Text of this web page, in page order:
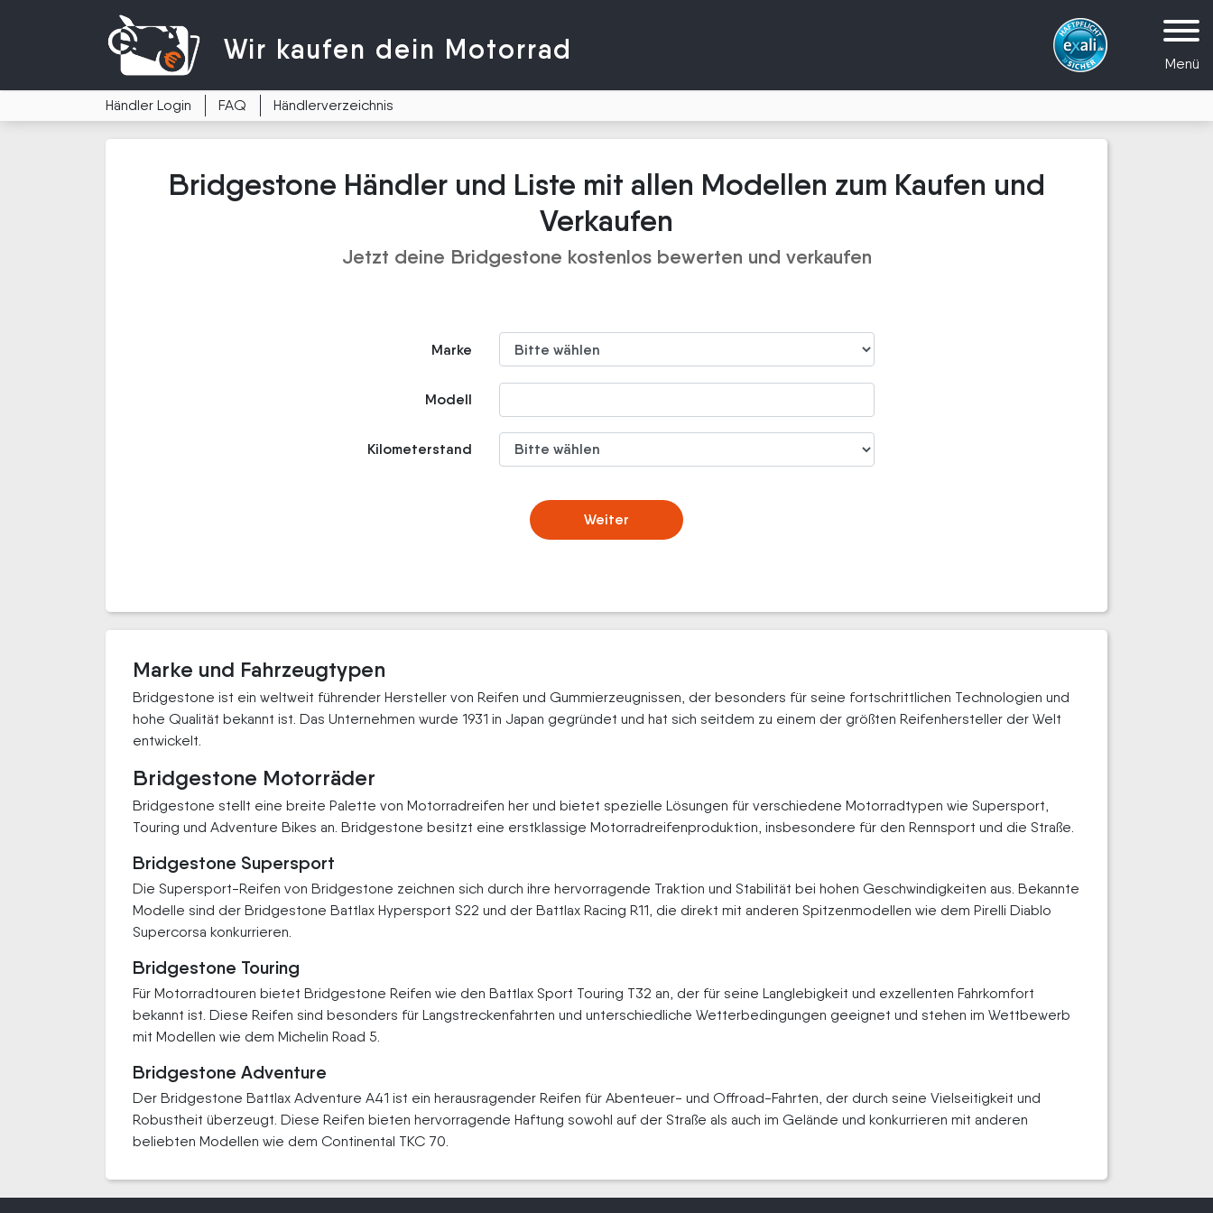
Menü
Wir kaufen dein Motorrad
Händler Login FAQ Händlerverzeichnis
Bridgestone Händler und Liste mit allen Modellen zum Kaufen und
Verkaufen
Jetzt deine Bridgestone kostenlos bewerten und verkaufen
Marke
Modell
Kilometerstand
Weiter
Marke und Fahrzeugtypen
Bridgestone ist ein weltweit führender Hersteller von Reifen und Gummierzeugnissen, der besonders für seine fortschrittlichen Technologien und
hohe Qualität bekannt ist. Das Unternehmen wurde 1931 in Japan gegründet und hat sich seitdem zu einem der größten Reifenhersteller der Welt
entwickelt.
Bridgestone Motorräder
Bridgestone stellt eine breite Palette von Motorradreifen her und bietet spezielle Lösungen für verschiedene Motorradtypen wie Supersport,
Touring und Adventure Bikes an. Bridgestone besitzt eine erstklassige Motorradreifenproduktion, insbesondere für den Rennsport und die Straße.
Bridgestone Supersport
Die Supersport-Reifen von Bridgestone zeichnen sich durch ihre hervorragende Traktion und Stabilität bei hohen Geschwindigkeiten aus. Bekannte
Modelle sind der Bridgestone Battlax Hypersport S22 und der Battlax Racing R11, die direkt mit anderen Spitzenmodellen wie dem Pirelli Diablo
Supercorsa konkurrieren.
Bridgestone Touring
Für Motorradtouren bietet Bridgestone Reifen wie den Battlax Sport Touring T32 an, der für seine Langlebigkeit und exzellenten Fahrkomfort
bekannt ist. Diese Reifen sind besonders für Langstreckenfahrten und unterschiedliche Wetterbedingungen geeignet und stehen im Wettbewerb
mit Modellen wie dem Michelin Road 5.
Bridgestone Adventure
Der Bridgestone Battlax Adventure A41 ist ein herausragender Reifen für Abenteuer- und Offroad-Fahrten, der durch seine Vielseitigkeit und
Robustheit überzeugt. Diese Reifen bieten hervorragende Haftung sowohl auf der Straße als auch im Gelände und konkurrieren mit anderen
beliebten Modellen wie dem Continental TKC 70.